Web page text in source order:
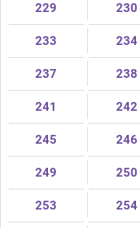
229 230
233 234
237 238
241 242
245 246
249 250
253 254